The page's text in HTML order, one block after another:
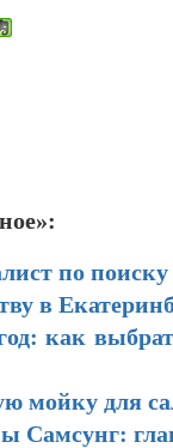
по
в
как
мойку для
Самсунг: